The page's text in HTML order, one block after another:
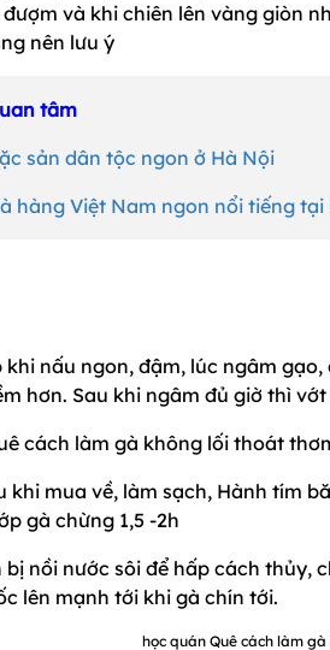
và khi chiên lên vàng giòn
nên lưu ý
tâm
sản dân tộc ngon ở Hà Nội
hàng Việt Nam ngon nổi tiếng tại
khi nấu ngon, đậm, lúc ngâm
hơn. Sau khi ngâm đủ giờ thì
khi mua về, làm sạch, Hành tím
gà chừng 1,5 -2h
bị nồi nước sôi để hấp cách thủy,
lên mạnh tới khi gà chín tới.